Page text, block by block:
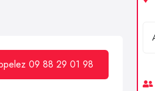
09 88 29 01 98